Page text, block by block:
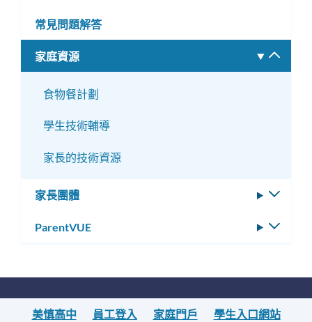
常見問題解答
家庭資源
換
食物餐計劃
學生技術輔導
家長的技術資源
家長團體
ParentVUE
選
單
美慎高中
員工登入 家庭門戶 學生入口網站